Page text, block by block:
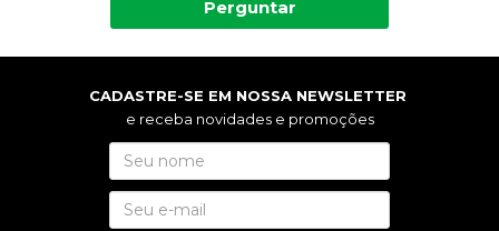
Perguntar
CADASTRE-SE EM NOSSA NEWSLETTER
e receba novidades e promoções